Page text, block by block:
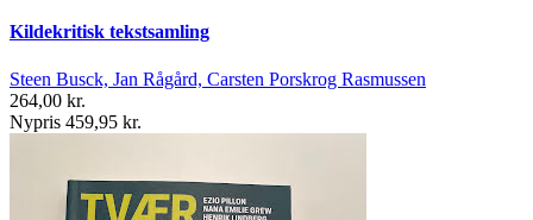
Kildekritisk tekstsamling
Steen Busck, Jan Rågård, Carsten Porskrog Rasmussen
264,00 kr.
Nypris 459,95 kr.